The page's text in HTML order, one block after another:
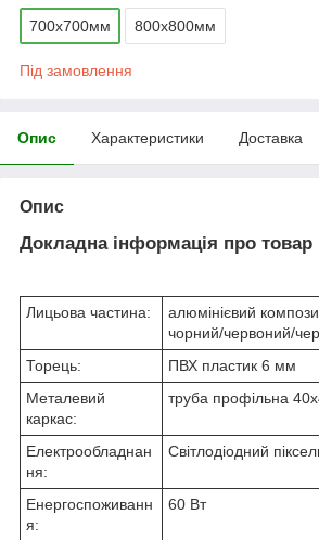
700х700мм 800х800мм
Під замовлення
Опис Характеристики Доставка
Опис
Докладна інформація про товар
Лицьова частина:
алюмінієвий
чорний/червоний/
Торець:
ПВХ пластик 6 мм
Металевий
каркас:
труба профільна
Електрообладнан
ня:
Світлодіодний
Енергоспоживанн
я:
60 Вт